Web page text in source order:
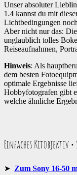
Unser absoluter
1.4 kannst du mit
Lichtbedingungen
Aber nicht nur das:
unglaublich tolles
Reiseaufnahmen,
Hinweis: Als
dem besten
optimale Ergebnisse
Hobbyfotografen gibt
welche ähnliche
Einfaches Kitobjektiv
➤ Zum Sony 16-50